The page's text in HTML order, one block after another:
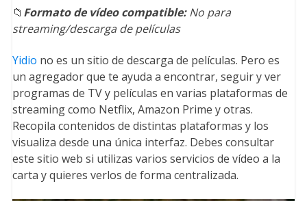
📁 Formato de vídeo compatible: No para
streaming/descarga de películas
Yidio no es un sitio de descarga de películas. Pero es
un agregador que te ayuda a encontrar, seguir y ver
programas de TV y películas en varias plataformas de
streaming como Netflix, Amazon Prime y otras.
Recopila contenidos de distintas plataformas y los
visualiza desde una única interfaz. Debes consultar
este sitio web si utilizas varios servicios de vídeo a la
carta y quieres verlos de forma centralizada.